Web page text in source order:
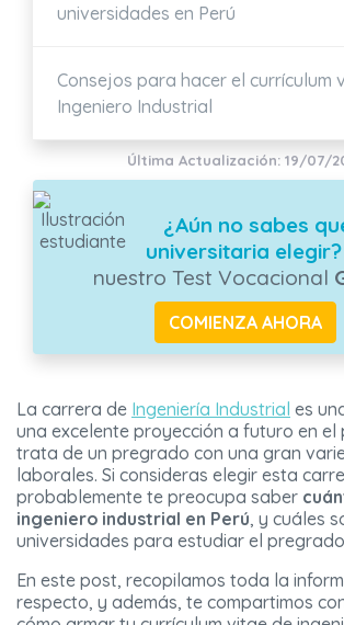
universidades en Perú
Consejos para hacer el currículum
Ingeniero Industrial
Última Actualización: 19/07/
¿Aún no sabes
universitaria elegir?
nuestro Test Vocacional
COMIENZA AHORA
La carrera de Ingeniería Industrial es
una excelente proyección a futuro en el
trata de un pregrado con una gran
laborales. Si consideras elegir esta
probablemente te preocupa saber
ingeniero industrial en Perú, y cuáles
universidades para estudiar el
En este post, recopilamos toda la
respecto, y además, te compartimos